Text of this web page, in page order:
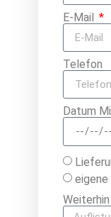
E-Mail
Telefon
Datum
eigene